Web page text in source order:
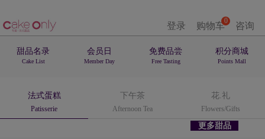
登录 0
购物车 咨询
甜品名录
Cake List
会员日
Member Day
免费品尝
Free Tasting
积分商城
Points Mall
法式蛋糕
Patisserie
下午茶
Afternoon Tea
花.礼
Flowers/Gifts
更多甜品